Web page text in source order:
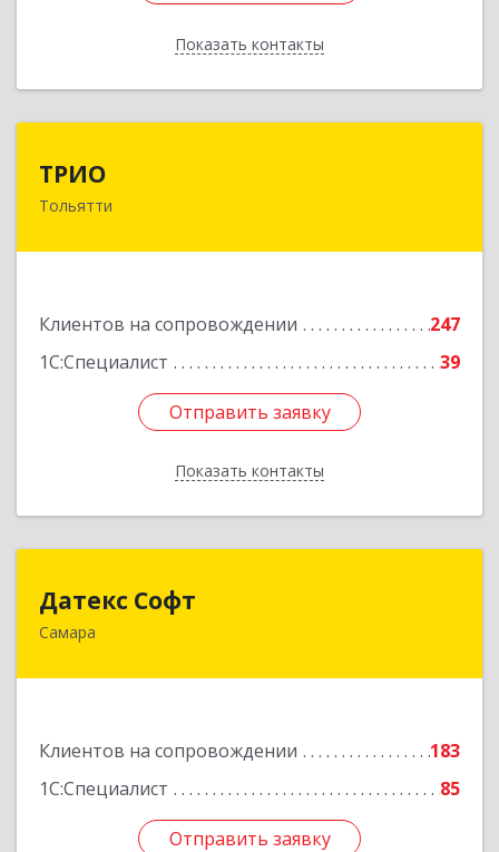
Показать контакты
Назад
ТРИО
Тольятти
Клиентов на сопровождении
247
1С:Специалист
39
Отправить заявку
Показать контакты
Отправить заявку
Назад
Датекс Софт
Самара
Клиентов на сопровождении
183
1С:Специалист
85
Отправить заявку
443070, Самарская обл, Самара г, Партизанская
Отправить заявку